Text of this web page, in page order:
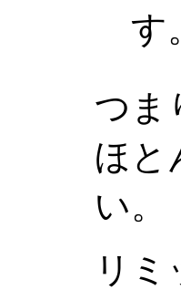
す
つま
ほと
い。
リ